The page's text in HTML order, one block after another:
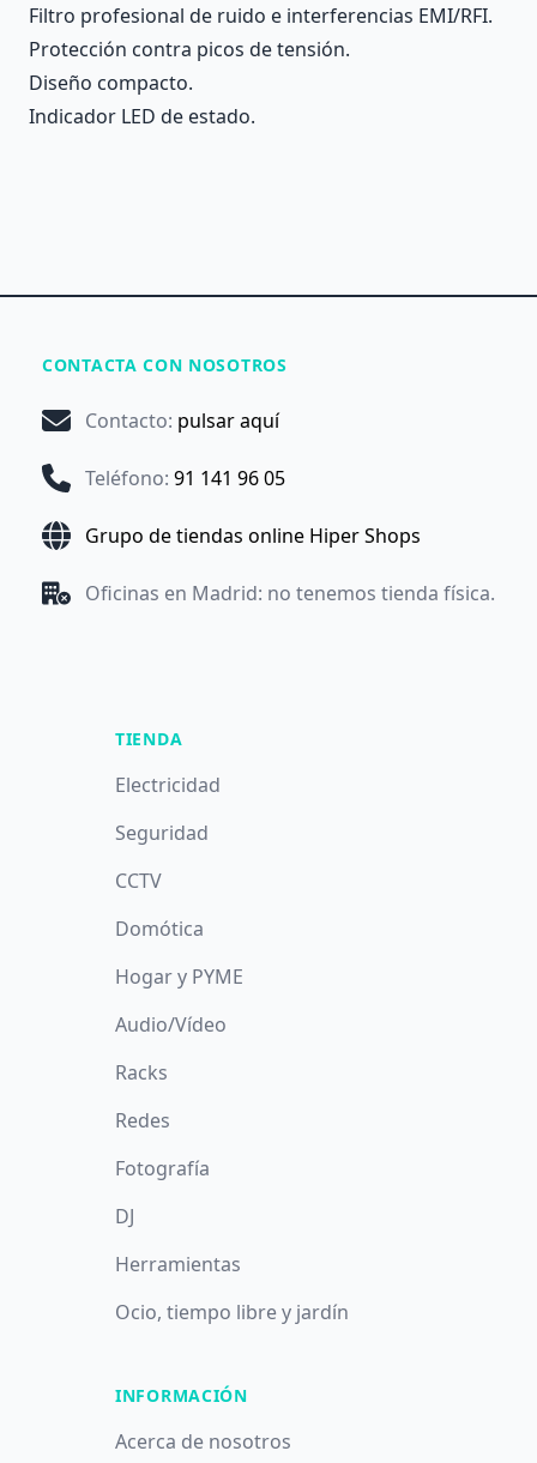
Filtro profesional de ruido e interferencias EMI/RFI.
Protección contra picos de tensión.
Diseño compacto.
Indicador LED de estado.
CONTACTA CON NOSOTROS
Contacto: pulsar aquí
Teléfono: 91 141 96 05
Grupo de tiendas online Hiper Shops
Oficinas en Madrid: no tenemos tienda física.
TIENDA
Electricidad
Seguridad
CCTV
Domótica
Hogar y PYME
Audio/Vídeo
Racks
Redes
Fotografía
DJ
Herramientas
Ocio, tiempo libre y jardín
INFORMACIÓN
Acerca de nosotros